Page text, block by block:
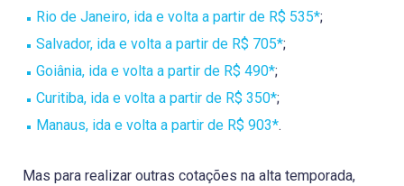
Rio de Janeiro, ida e volta a partir de R$ 535*;
Salvador, ida e volta a partir de R$ 705*;
Goiânia, ida e volta a partir de R$ 490*;
Curitiba, ida e volta a partir de R$ 350*;
Manaus, ida e volta a partir de R$ 903*.
Mas para realizar outras cotações na alta temporada,